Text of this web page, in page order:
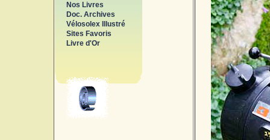
Nos Livres
Doc. Archives
Vélosolex Illustré
Sites Favoris
Livre d'Or